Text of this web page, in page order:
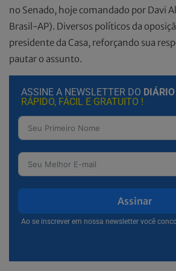
no Senado, hoje comandado por Davi
Brasil-AP). Diversos políticos da
presidente da Casa, reforçando sua
pautar o assunto.
ASSINE A NEWSLETTER DO
RÁPIDO, FÁCIL E GRATUITO !
Assinar
Ao se inscrever em nossa newsletter você